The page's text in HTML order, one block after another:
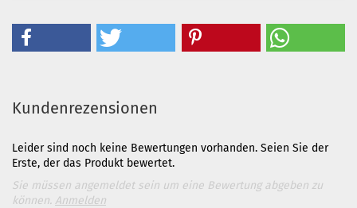
Kundenrezensionen
Leider sind noch keine Bewertungen vorhanden. Seien Sie der
Erste, der das Produkt bewertet.
Sie müssen angemeldet sein um eine Bewertung abgeben zu
können. Anmelden